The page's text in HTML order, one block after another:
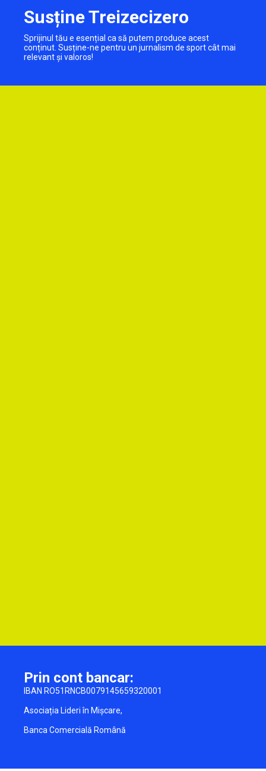
Susține Treizecizero
Sprijinul tău e esențial ca să putem produce acest
conținut. Susține-ne pentru un jurnalism de sport cât mai
relevant și valoros!
Prin cont bancar:
IBAN RO51RNCB0079145659320001
Asociația Lideri în Mișcare,
Banca Comercială Română